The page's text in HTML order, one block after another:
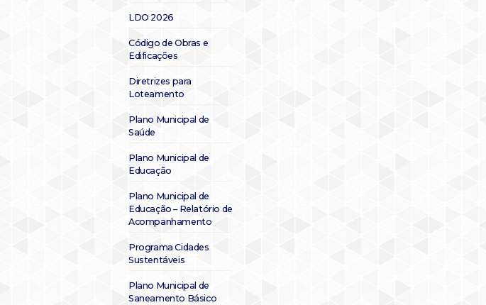
LDO 2026
Código de Obras e
Edificações
Diretrizes para
Loteamento
Plano Municipal de
Saúde
Plano Municipal de
Educação
Plano Municipal de
Educação – Relatório de
Acompanhamento
Programa Cidades
Sustentáveis
Plano Municipal de
Saneamento Básico